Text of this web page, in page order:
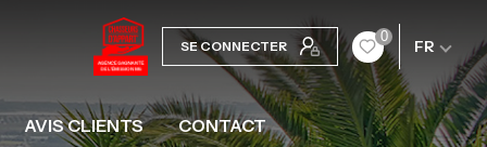
SE CONNECTER
0
FR
AVIS CLIENTS CONTACT